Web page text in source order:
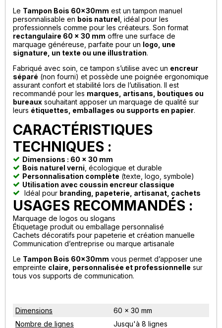
Le Tampon Bois 60x30mm est un tampon manuel
personnalisable en bois naturel , idéal pour les
professionnels comme pour les créateurs. Son format
rectangulaire 60 x 30 mm offre une surface de
marquage généreuse, parfaite pour un logo, une
signature, un texte ou une illustration.
Fabriqué avec soin, ce tampon s’utilise avec un encreur
séparé (non fourni) et possède une poignée ergonomique
assurant confort et stabilité lors de l’utilisation. Il est
recommandé pour les marques, artisans, boutiques ou
bureaux souhaitant apposer un marquage de qualité sur
leurs étiquettes, emballages ou supports en papier.
CARACTÉRISTIQUES
TECHNIQUES :
Dimensions : 60 x 30 mm
Bois naturel verni , écologique et durable
Personnalisation complète (texte, logo, symbole)
Utilisation avec coussin encreur classique
Idéal pour branding, papeterie, artisanat, cachets
USAGES RECOMMANDÉS :
Marquage de logos ou slogans
Étiquetage produit ou emballage personnalisé
Cachets décoratifs pour papeterie et création manuelle
Communication d’entreprise ou marque artisanale
Le Tampon Bois 60x30mm vous permet d’apposer une
empreinte claire, personnalisée et professionnelle sur
tous vos supports de communication.
Dimensions
60 x 30 mm
Nombre de lignes
Jusqu'à 8 lignes